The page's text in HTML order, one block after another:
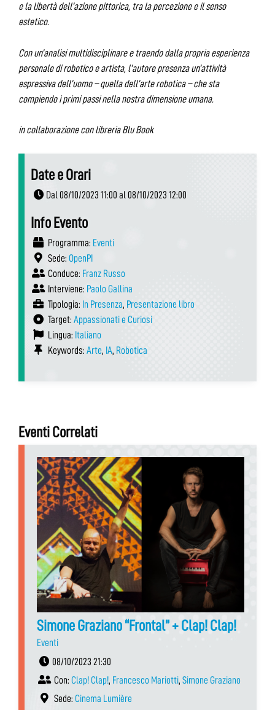
e la libertà dell’azione pittorica, tra la percezione e il senso
estetico.
Con un’analisi multidisciplinare e traendo dalla propria esperienza
personale di robotico e artista, l’autore presenza un’attività
espressiva dell’uomo – quella dell’arte robotica – che sta
compiendo i primi passi nella nostra dimensione umana.
in collaborazione con libreria Blu Book
Date e Orari
Dal 08/10/2023 11:00 al 08/10/2023 12:00
Info Evento
Programma: Eventi
Sede: OpenPI
Conduce: Franz Russo
Interviene: Paolo Gallina
Tipologia: In Presenza, Presentazione libro
Target: Appassionati e Curiosi
Lingua: Italiano
Keywords: Arte, IA, Robotica
Eventi Correlati
Simone Graziano “Frontal” + Clap! Clap!
Eventi
08/10/2023 21:30
Con: Clap! Clap!, Francesco Mariotti, Simone Graziano
Sede: Cinema Lumière